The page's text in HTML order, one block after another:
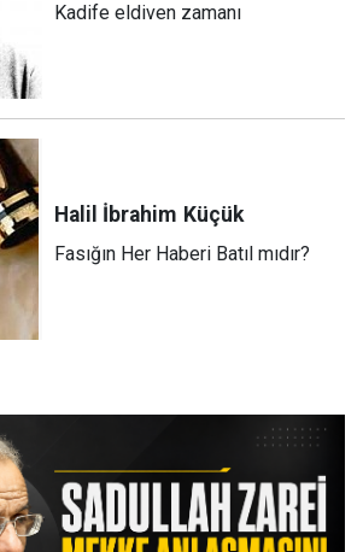
Kadife eldiven zamanı
Halil İbrahim Küçük
Fasığın Her Haberi Batıl mıdır?